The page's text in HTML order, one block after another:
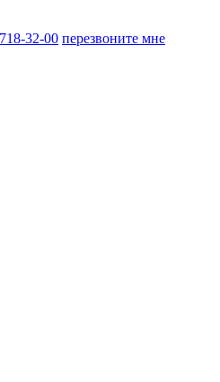
32-00 перезвоните мне